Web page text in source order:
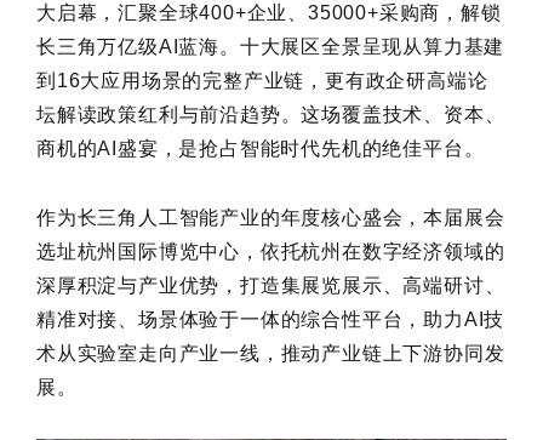
大启幕，汇聚全球400+企业、35000+采购商，解锁
长三角万亿级AI蓝海。十大展区全景呈现从算力基建
到16大应用场景的完整产业链，更有政企研高端论
坛解读政策红利与前沿趋势。这场覆盖技术、资本、
商机的AI盛宴，是抢占智能时代先机的绝佳平台。
作为长三角人工智能产业的年度核心盛会，本届展会
选址杭州国际博览中心，依托杭州在数字经济领域的
深厚积淀与产业优势，打造集展览展示、高端研讨、
精准对接、场景体验于一体的综合性平台，助力AI技
术从实验室走向产业一线，推动产业链上下游协同发
展。